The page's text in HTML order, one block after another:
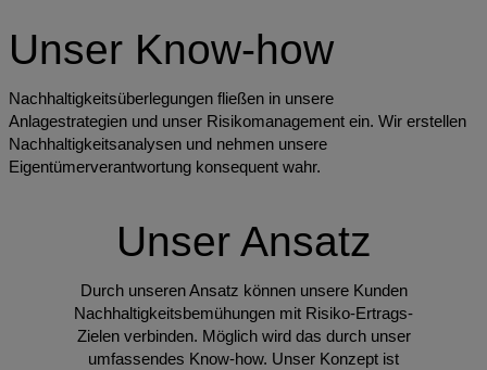
Unser Know-how
Nachhaltigkeitsüberlegungen fließen in unsere
Anlagestrategien und unser Risikomanagement ein. Wir erstellen
Nachhaltigkeitsanalysen und nehmen unsere
Eigentümerverantwortung konsequent wahr.
Unser Ansatz
Durch unseren Ansatz können unsere Kunden
Nachhaltigkeitsbemühungen mit Risiko-Ertrags-
Zielen verbinden. Möglich wird das durch unser
umfassendes Know-how. Unser Konzept ist